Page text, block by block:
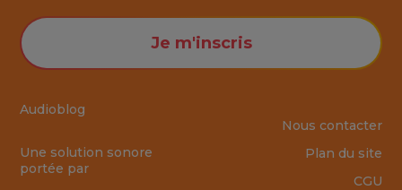
Audioblog
Une solution sonore
portée par
Je m'inscris
Nous contacter
Plan du site
CGU